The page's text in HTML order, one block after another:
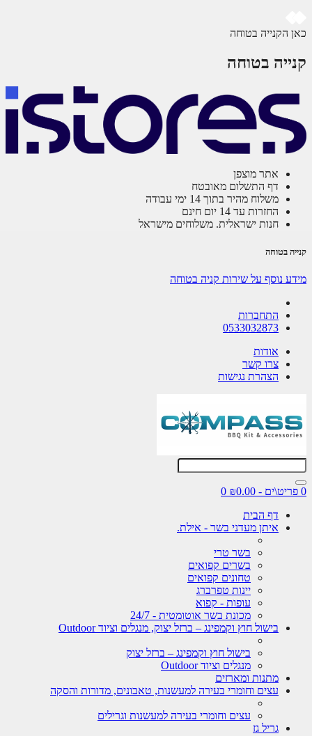
הקנייה בטוחה
בטוחה
אתר מוצפן
דף התשלום מאובטח
משלוח מהיר בתוך 14 ימי עבודה
החזרות עד 14 יום חינם
חנות ישראלית. משלוחים מישראל
בטוחה
נוסף על שירות קניה בטוחה
התחברות
0533032873
אודות
צרו קשר
הצהרת נגישות
0
דף הבית
איתן מעדני בשר - אילת.
בשר טרי
בשרים קפואים
טחונים קפואים
יינות טפרברג
עופות - קפוא
מכונת בשר אוטומטית - 24/7
בישול חוץ וקמפינג – ברזל יצוק, מנגלים וציוד Outdoor
בישול חוץ וקמפינג – ברזל יצוק
מנגלים וציוד Outdoor
מתנות ומארזים
עצים וחומרי בעירה למעשנות, טאבונים, מדורות והסקה
עצים וחומרי בעירה למעשנות וגרילים
גריל גז